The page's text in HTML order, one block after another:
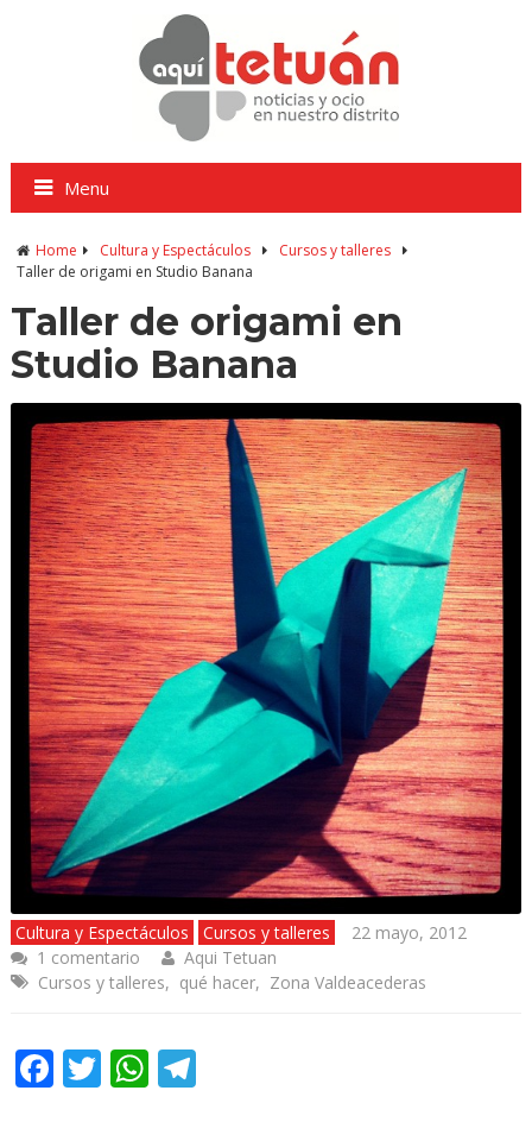
Menu
Home Cultura y Espectáculos
Cursos y talleres
Taller de origami en Studio Banana
Taller de origami en
Studio Banana
Cultura y Espectáculos Cursos y talleres
22 mayo, 2012
1 comentario
Aqui Tetuan
Cursos y talleres, qué hacer, Zona Valdeacederas
Facebook
Twitter
WhatsApp
Telegram